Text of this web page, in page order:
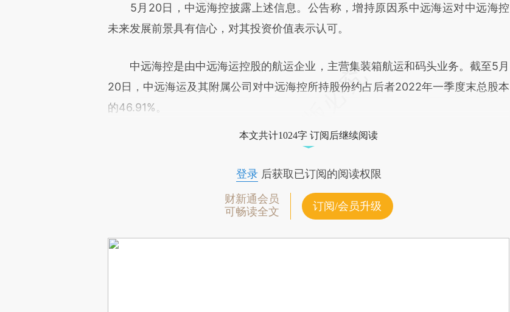
5月20日，中远海控披露上述信息。公告称，增持原因系中远海运对中远海控
未来发展前景具有信心，对其投资价值表示认可。
中远海控是由中远海运控股的航运企业，主营集装箱航运和码头业务。截至5月
20日，中远海运及其附属公司对中远海控所持股份约占后者2022年一季度末总股本
的46.91%。
本文共计1024字 订阅后继续阅读
登录后获取已订阅的阅读权限
财新通会员
可畅读全文
订阅/会员升级